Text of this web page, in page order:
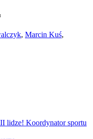
, Marcin Kuś,
lidze! Koordynator sportu